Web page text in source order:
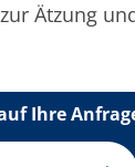
Ätzung
Ihre